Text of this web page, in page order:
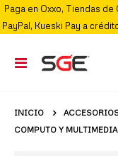
Paga en Oxxo, Tiendas
PayPal, Kueski Pay a
Cambiar
Nav
INICIO
COMPUTO Y MULTIMEDIA